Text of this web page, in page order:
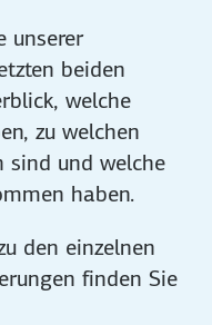
unserer
beiden
welche
zu welchen
sind und welche
haben.
den einzelnen
finden Sie